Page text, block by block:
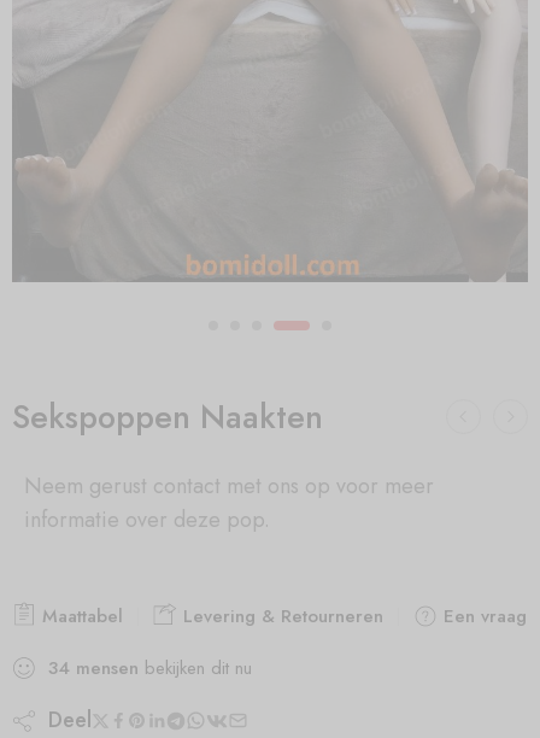
Sekspoppen Naakten
Neem gerust contact met ons op voor meer
informatie over deze pop.
Maattabel Levering & Retourneren
Een vraag
34 mensen bekijken dit nu
Deel